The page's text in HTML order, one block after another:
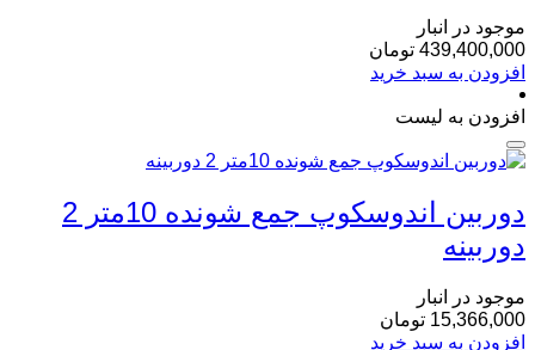
موجود در انبار
439,400,000 تومان
افزودن به سبد خرید
افزودن به لیست
دوربین اندوسکوپ جمع‌ شونده 10متر 2
دوربینه
موجود در انبار
15,366,000 تومان
افزودن به سبد خرید